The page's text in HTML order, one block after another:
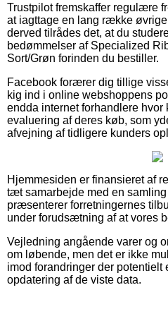
Trustpilot fremskaffer regulære
at iagttage en lang række
derved tilrådes det, at du
bedømmelser af Specialized
Sort/Grøn forinden du bestiller.
Facebook forærer dig tillige
kig ind i online webshoppens
endda internet forhandlere
evaluering af deres køb, som
afvejning af tidligere kunders
Hjemmesiden er finansieret af
tæt samarbejde med en
præsenterer forretningernes
under forudsætning af at vores
Vejledning angående varer og
om løbende, men det er ikke
imod forandringer der potentielt
opdatering af de viste data.